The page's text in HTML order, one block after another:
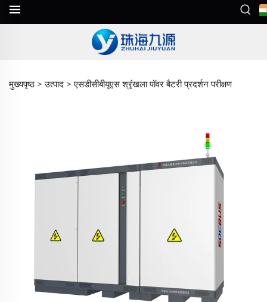
मुख्यपृष्ठ > उत्पाद >एसडीसीबीयूएस श्रृंखला पॉवर बैटरी प्रदर्शन परीक्षण